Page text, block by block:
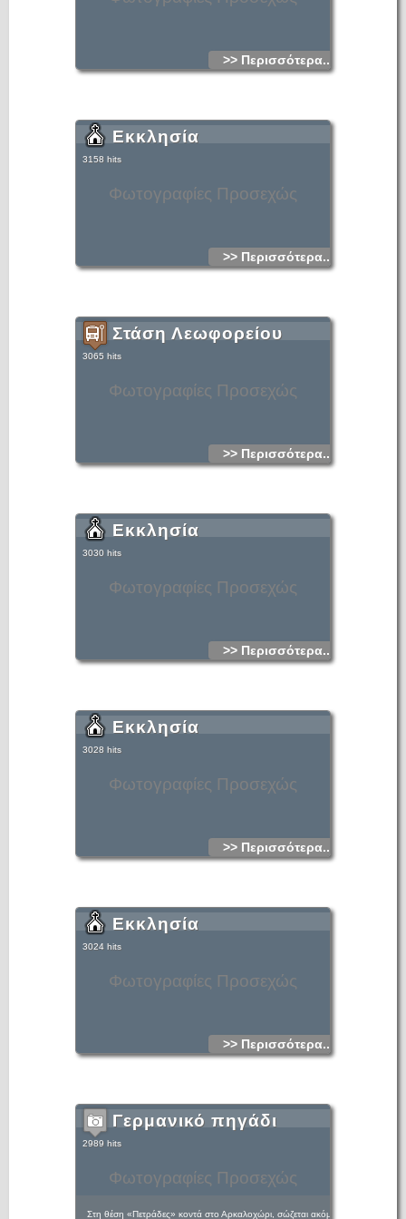
>> Περισσότερα...
Φωτογραφίες Προσεχώς
Εκκλησία
3158 hits
>> Περισσότερα...
Φωτογραφίες Προσεχώς
Στάση Λεωφορείου
3065 hits
>> Περισσότερα...
Φωτογραφίες Προσεχώς
Εκκλησία
3030 hits
>> Περισσότερα...
Φωτογραφίες Προσεχώς
Εκκλησία
3028 hits
>> Περισσότερα...
Φωτογραφίες Προσεχώς
Εκκλησία
3024 hits
>> Περισσότερα...
Φωτογραφίες Προσεχώς
Γερμανικό πηγάδι
2989 hits
Στη θέση «Πετράδες» κοντά στο Αρκαλοχώρι, σώζεται ακόμα